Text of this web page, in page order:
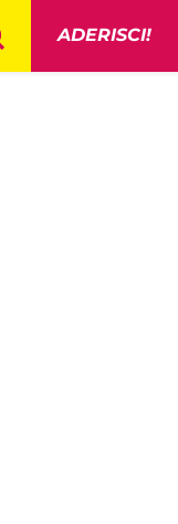
ADERISCI!